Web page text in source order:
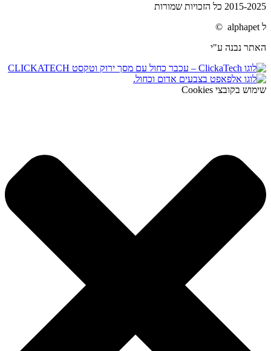
2015-2025 כל הזכויות שמורות
ל alphapet ©
האתר נבנה ע"י
שימוש בקובצי Cookies